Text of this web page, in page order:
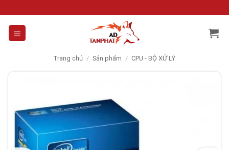
to
content
Trang chủ / Sản phẩm / CPU - BỘ XỬ LÝ